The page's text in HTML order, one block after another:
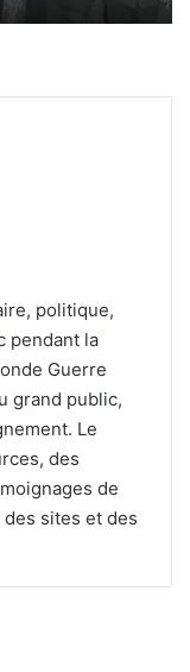
politique,
pendant la
Guerre
grand public,
Le
des
de
sites et des